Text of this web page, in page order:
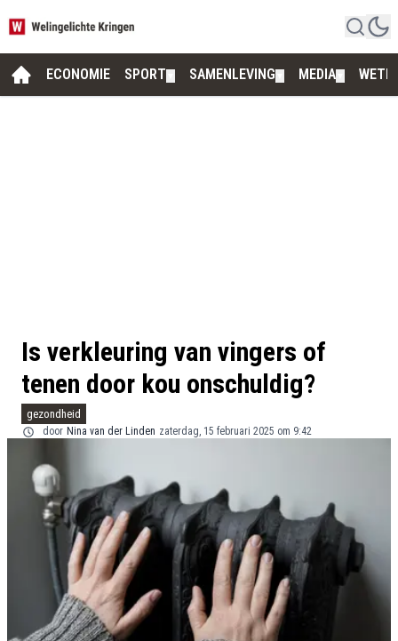
ECONOMIE SPORT SAMENLEVING MEDIA
Is verkleuring van vingers of
tenen door kou onschuldig?
gezondheid
door Nina van der Linden zaterdag, 15 februari 2025 om 9:42